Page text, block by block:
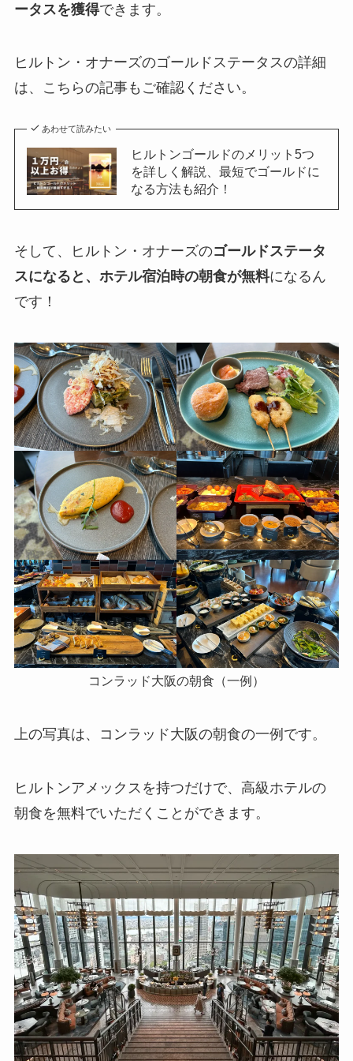
ータスを獲得できます。
ヒルトン・オナーズのゴールドステータスの詳細
は、こちらの記事もご確認ください。
あわせて読みたい
ヒルトンゴールドのメリット5つ
を詳しく解説、最短でゴールドに
なる方法も紹介！
そして、ヒルトン・オナーズのゴールドステータ
スになると、ホテル宿泊時の朝食が無料になるん
です！
コンラッド大阪の朝食（一例）
上の写真は、コンラッド大阪の朝食の一例です。
ヒルトンアメックスを持つだけで、高級ホテルの
朝食を無料でいただくことができます。